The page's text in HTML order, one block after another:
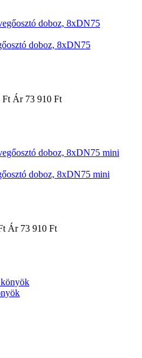
doboz, 8xDN75
Ft Ár 73 910 Ft
doboz, 8xDN75 mini
Ár 73 910 Ft